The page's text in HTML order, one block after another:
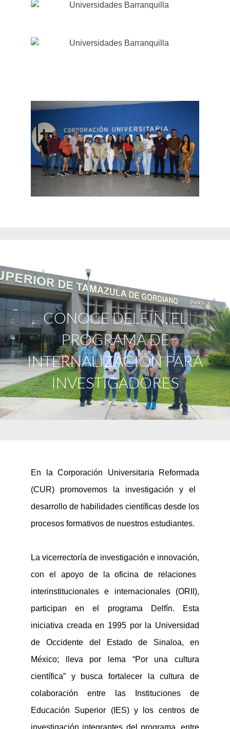
CONOCE DELFÍN, EL
PROGRAMA DE
INTERNALIZACIÓN PARA
INVESTIGADORES
En la Corporación Universitaria Reformada
(CUR) promovemos la investigación y el
desarrollo de habilidades científicas desde los
procesos formativos de nuestros estudiantes.
La vicerrectoría de investigación e innovación,
con el apoyo de la oficina de relaciones
interinstitucionales e internacionales (ORII),
participan en el programa Delfín. Esta
iniciativa creadaen 1995 por la Universidad
de Occidente del Estado de Sinaloa,en
México; lleva por lema “Por una cultura
científica” y busca fortalecer la cultura de
colaboración entre
las
Instituciones de
Educación Superior (IES)y los centros de
investigación integrantes del programa
entre